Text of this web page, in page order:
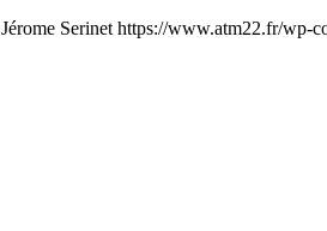
Jérome Serinet https://www.atm22.fr/wp-